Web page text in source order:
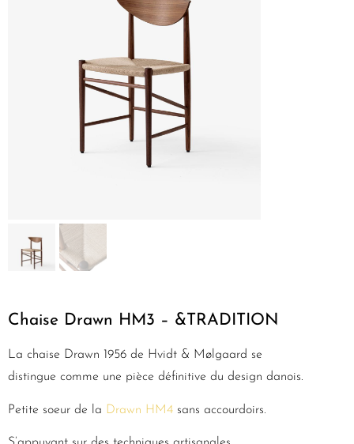
Chaise Drawn HM3 – &TRADITION
La chaise Drawn 1956 de Hvidt & Mølgaard se
distingue comme une pièce définitive du design danois.
Petite soeur de la Drawn HM4 sans accourdoirs.